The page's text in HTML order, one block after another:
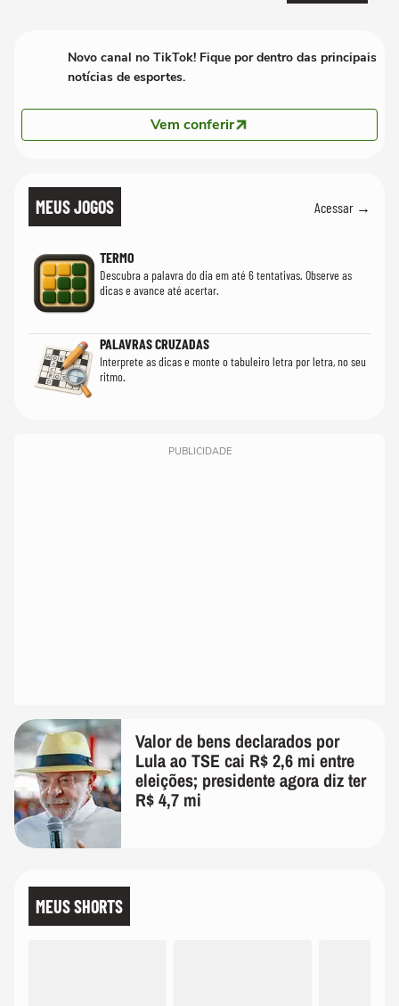
Novo canal no TikTok! Fique por dentro das principais
notícias de esportes.
Vem conferir
MEUS JOGOS Acessar →
TERMO
Descubra a palavra do dia em até 6 tentativas. Observe as
dicas e avance até acertar.
PALAVRAS CRUZADAS
Interprete as dicas e monte o tabuleiro letra por letra, no seu
ritmo.
PUBLICIDADE
Valor de bens declarados por
Lula ao TSE cai R$ 2,6 mi entre
eleições; presidente agora diz ter
R$ 4,7 mi
MEUS SHORTS